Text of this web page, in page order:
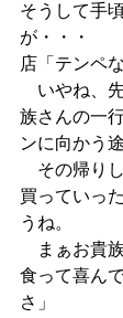
そうして手
が・・・
店「テンペ
いやね、
族さんの一
ンに向かう
その帰り
買っていっ
うね。
まぁお貴
食って喜ん
さ」